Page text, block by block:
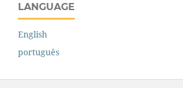
LANGUAGE
English
português